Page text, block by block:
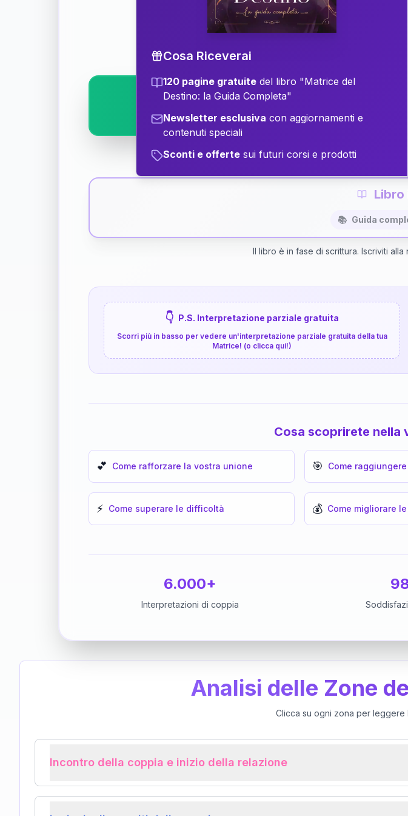
Scopri il significato della vostra Matrice di
✨ Interpretazione
⚡
Libro
📚 Guida
Il libro è in fase di scrittura. Iscriviti
👇 P.S. Interpretazione parziale gratuita
Scorri più in basso per vedere un'interpretazione parziale gratuita della tua
Matrice! (o clicca qui!)
Cosa scoprirete nella
💕 Come rafforzare la vostra unione 🎯 Come
⚡ Come superare le difficoltà 💰 Come migliorare
6.000+
Interpretazioni di coppia
Analisi delle Zone
Clicca su ogni zona per
Incontro della coppia e inizio della relazione
Cosa Riceverai
120 pagine gratuite del libro "Matrice del
Destino: la Guida Completa"
Newsletter esclusiva con aggiornamenti e
contenuti speciali
Sconti e offerte sui futuri corsi e prodotti